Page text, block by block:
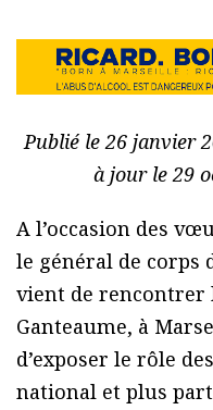
Publié le 26 janvier
à jour le 29
A l’occasion des
le général de corps
vient de rencontrer
Ganteaume, à
d’exposer le rôle
national et plus